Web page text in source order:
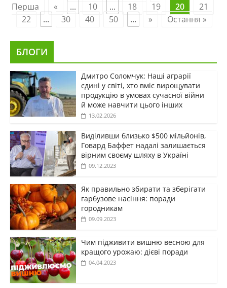
Перша
« ... 10 ... 18 19 20
21
22
... 30 40 50 ... » Остання »
БЛОГИ
Дмитро Соломчук: Наші аграрії
єдині у світі, хто вміє вирощувати
продукцію в умовах сучасної війни
й може навчити цього інших
13.02.2026
Виділивши близько $500 мільйонів,
Говард Баффет надалі залишається
вірним своєму шляху в Україні
09.12.2023
Як правильно збирати та зберігати
гарбузове насіння: поради
городникам
09.09.2023
Чим підживити вишню весною для
кращого урожаю: дієві поради
04.04.2023